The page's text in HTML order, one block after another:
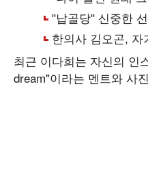
최근 이다희는 자신의 인
dream"이라는 멘트와 사